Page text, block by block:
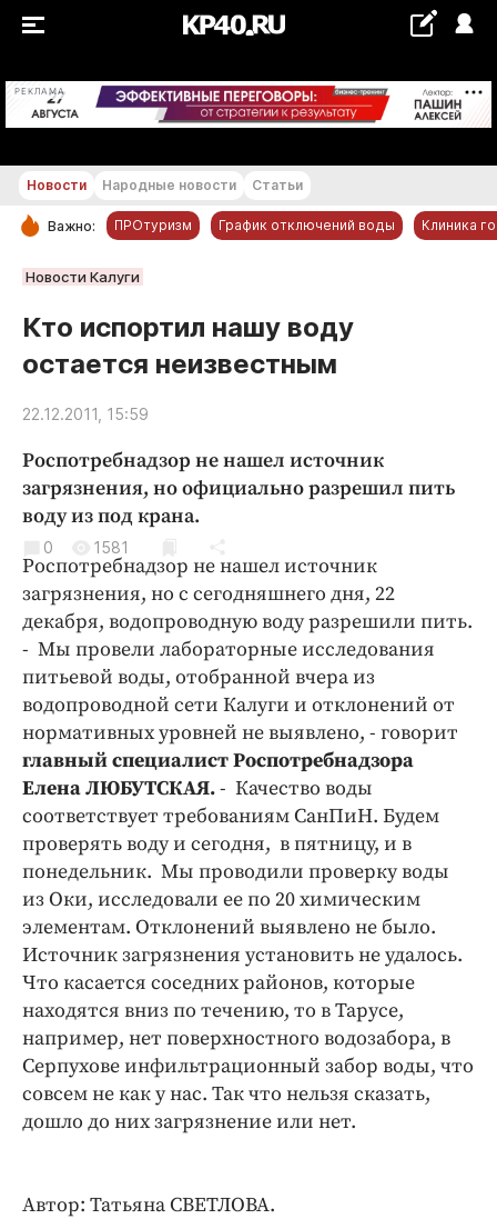
РЕКЛАМА +22...+23 °С
РУБРИКИ
Новости компаний
Статьи
Народные новости
Авто и транспорт
Благоустройство
Криминал
Культура
Недвижимость и ЖКХ
Образование
Общество
Погода
Праздники
Происшествия
Спорт
Экономика и бизнес
ПРОЕКТЫ
Блоги
Издания
Медиаперсона
Интересное чтиво
Клиника года
Бренд года
Работодатель года
Новости Народные новости Статьи
Важно: ПРОтуризм График отключений воды Клиника
Новости Калуги
Кто испортил нашу воду
остается неизвестным
22.12.2011, 15:59
Роспотребнадзор не нашел источник
загрязнения, но официально разрешил пить
воду из под крана.
0 1581
Роспотребнадзор не нашел источник
загрязнения, но с сегодняшнего дня, 22
декабря, водопроводную воду разрешили пить.
- Мы провели лабораторные исследования
питьевой воды, отобранной вчера из
водопроводной сети Калуги и отклонений от
нормативных уровней не выявлено, - говорит
главный специалист Роспотребнадзора
Елена ЛЮБУТСКАЯ.- Качество воды
соответствует требованиям СанПиН. Будем
проверять воду и сегодня, в пятницу, и в
понедельник. Мы проводили проверку воды
из Оки, исследовали ее по 20 химическим
элементам. Отклонений выявлено не было.
Источник загрязнения установить не удалось.
Что касается соседних районов, которые
находятся вниз по течению, то в Тарусе,
например, нет поверхностного водозабора, в
Серпухове инфильтрационный забор воды, что
совсем не как у нас. Так что нельзя сказать,
дошло до них загрязнение или нет.
Автор: Татьяна СВЕТЛОВА.